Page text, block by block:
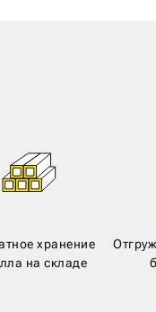
хранение
на складе